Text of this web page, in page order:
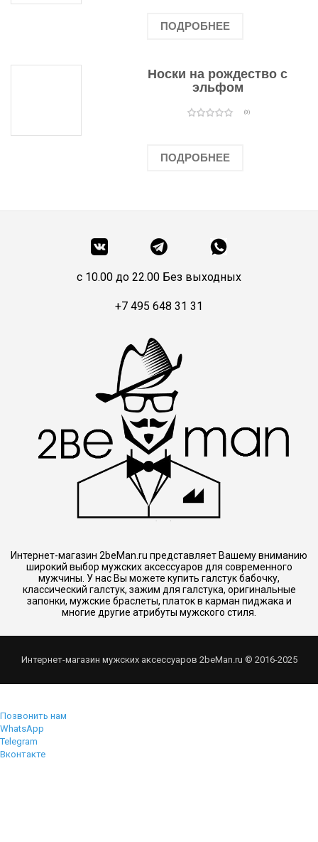
ПОДРОБНЕЕ
Носки на рождество с
эльфом
(0)
ПОДРОБНЕЕ
c 10.00 до 22.00 Без выходных
+7 495 648 31 31
Интернет-магазин 2beMan.ru представляет Вашему вниманию
широкий выбор мужских аксессуаров для современного
мужчины. У нас Вы можете купить галстук бабочку,
классический галстук, зажим для галстука, оригинальные
запонки, мужские браслеты, платок в карман пиджака и
многие другие атрибуты мужского стиля.
Интернет-магазин мужских аксессуаров 2beMan.ru © 2016-2025
Позвонить нам
WhatsApp
Telegram
Вконтакте